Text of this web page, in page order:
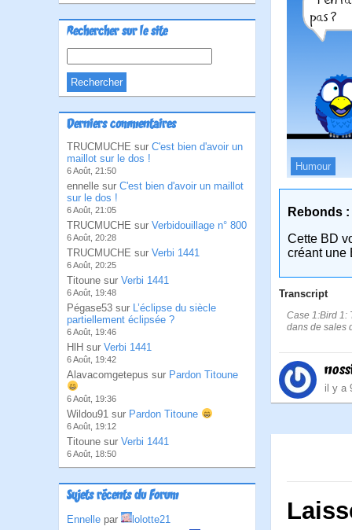
Rechercher sur le site
Derniers commentaires
TRUCMUCHE sur C'est bien d'avoir un
maillot sur le dos !
6 Août, 21:50
ennelle sur C'est bien d'avoir un maillot
sur le dos !
6 Août, 21:05
TRUCMUCHE sur Verbidouillage n° 800
6 Août, 20:28
TRUCMUCHE sur Verbi 1441
6 Août, 20:25
Titoune sur Verbi 1441
6 Août, 19:48
Pégase53 sur L’éclipse du siècle
partiellement éclipsée ?
6 Août, 19:46
HlH sur Verbi 1441
6 Août, 19:42
Alavacomgetepus sur Pardon Titoune
6 Août, 19:36
Wildou91 sur Pardon Titoune
6 Août, 19:12
Titoune sur Verbi 1441
6 Août, 18:50
Sujets récents du Forum
Ennelle par
lolotte21
Humour
Rebonds :
Cette BD
créant une
Transcript
Case 1:Bird 1:
dans de sales
il y a